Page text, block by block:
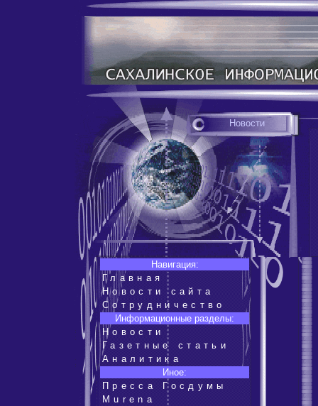
Новости
Навигация:
Главная
Новости сайта
Сотрудничество
Информационные разделы:
Новости
Газетные статьи
Аналитика
Иное:
Пресса Госдумы
Murena